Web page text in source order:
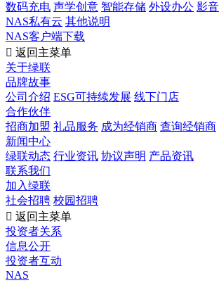
数码充电 声学创意 智能存储 外设办公 影
NAS私有云 其他说明
NAS客户端下载
 返回主菜单
关于绿联
品牌故事
公司介绍 ESG可持续发展 线下门店
合作伙伴
招商加盟 礼品服务 成为经销商 查询经销商
新闻中心
绿联动态 行业资讯 协议声明 产品资讯
联系我们
加入绿联
社会招聘 校园招聘
 返回主菜单
投资者关系
信息公开
投资者互动
NAS